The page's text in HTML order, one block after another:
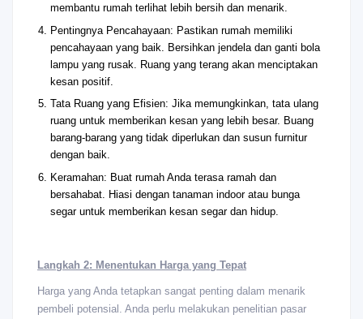
membantu rumah terlihat lebih bersih dan menarik.
Pentingnya Pencahayaan: Pastikan rumah memiliki
pencahayaan yang baik. Bersihkan jendela dan ganti bola
lampu yang rusak. Ruang yang terang akan menciptakan
kesan positif.
Tata Ruang yang Efisien: Jika memungkinkan, tata ulang
ruang untuk memberikan kesan yang lebih besar. Buang
barang-barang yang tidak diperlukan dan susun furnitur
dengan baik.
Keramahan: Buat rumah Anda terasa ramah dan
bersahabat. Hiasi dengan tanaman indoor atau bunga
segar untuk memberikan kesan segar dan hidup.
Langkah 2: Menentukan Harga yang Tepat
Harga yang Anda tetapkan sangat penting dalam menarik
pembeli potensial. Anda perlu melakukan penelitian pasar